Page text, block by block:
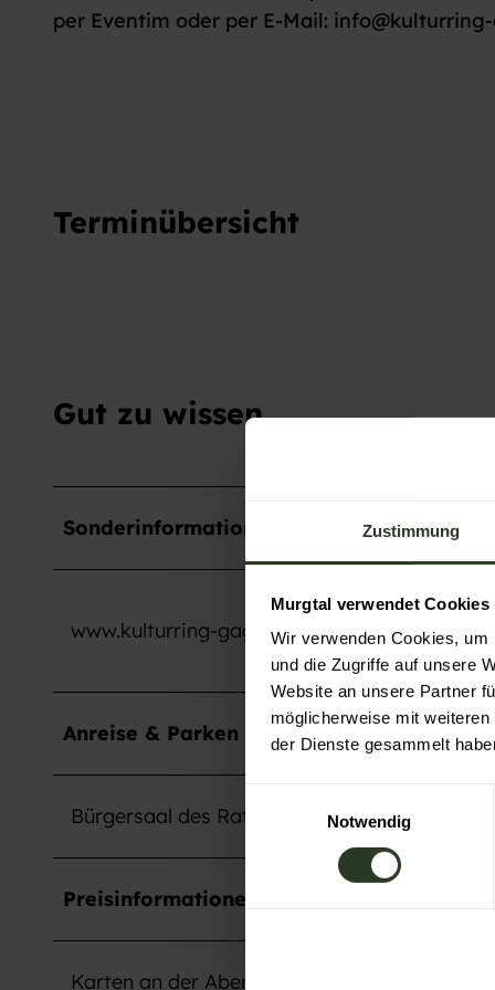
Zustimmung
Murgtal verwendet Cookies
Wir verwenden Cookies,
und die Zugriffe auf unsere
Website an unsere Partner
möglicherweise mit
der Dienste gesammelt
i
i
Notwendig
per Eventim oder per E-Mail:
Terminübersicht
Gut zu wissen
Sonderinformation
www.kulturring-gaggenau.de
Anreise & Parken
Bürgersaal des Rathauses Gaggenau
Preisinformationen
Karten an der Abendkasse, Vorverkauf über